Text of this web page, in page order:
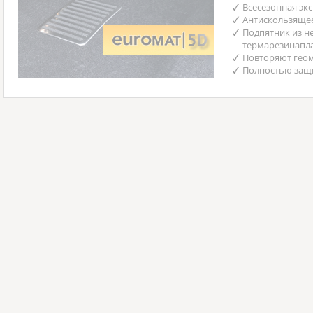
Всесезонная
Подпятник из
Повторяют
Полностью